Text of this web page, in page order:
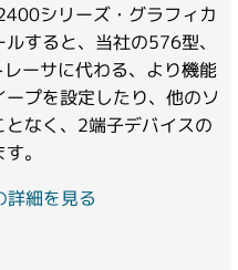
シリーズ・グラフィカ
すると、当社の576型、
ーサに代わる、より機能
プを設定したり、他のソ
なく、2端子デバイスの
。
細を見る